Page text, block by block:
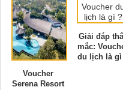
Voucher
Serena Resort
Giải đáp
mắc:
du lịch là gì